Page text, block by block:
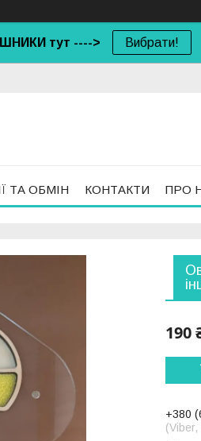
тут ----> Вибрати!
ТА ОБМІН КОНТАКТИ ПРО
190
+380